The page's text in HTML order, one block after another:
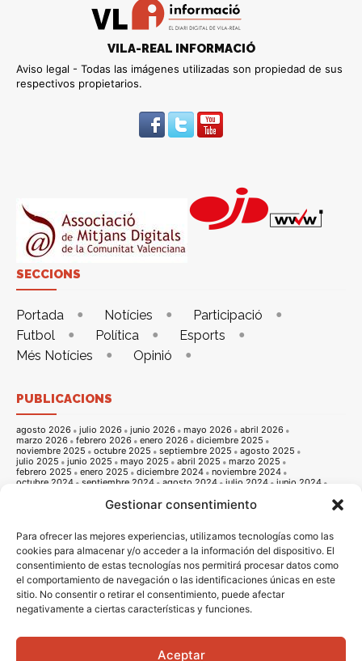
Gestionar consentimiento
Para ofrecer las mejores experiencias, utilizamos tecnologías como las
cookies para almacenar y/o acceder a la información del dispositivo. El
consentimiento de estas tecnologías nos permitirá procesar datos como
el comportamiento de navegación o las identificaciones únicas en este
sitio. No consentir o retirar el consentimiento, puede afectar
negativamente a ciertas características y funciones.
Aceptar
VILA-REAL INFORMACIÓ
Aviso legal - Todas las imágenes utilizadas son propiedad de sus
respectivos propietarios.
SECCIONS
Portada Notícies
Participació
Futbol
Política
Esports
Més Notícies
Opinió
PUBLICACIONS
agosto 2026 julio 2026 junio 2026 mayo 2026
abril 2026
marzo 2026
febrero 2026 enero 2026
diciembre 2025
noviembre 2025
octubre 2025 septiembre 2025
agosto 2025
julio 2025
junio 2025 mayo 2025 abril 2025
marzo 2025
febrero 2025
enero 2025 diciembre 2024
noviembre 2024
octubre 2024
septiembre 2024 agosto 2024 julio 2024
junio 2024
noviembre 2023 octubre 2023
septiembre 2023
julio 2023 junio 2023 mayo 2023
abril 2023
noviembre 2022
octubre 2022 septiembre 2022
agosto 2022
julio 2022
junio 2022 mayo 2022 abril 2022
marzo 2022
febrero 2022
enero 2022 diciembre 2021
noviembre 2021
octubre 2021
septiembre 2021 agosto 2021 julio 2021
junio 2021
mayo 2021
abril 2021 marzo 2021 febrero 2021
enero 2021
diciembre 2020
noviembre 2020 octubre 2020
septiembre 2020
agosto 2020
julio 2020 junio 2020 mayo 2020
abril 2020
marzo 2020
febrero 2020 enero 2020 diciembre 2019
octubre 2019
agosto 2019
diciembre 2018
noviembre 2018 octubre 2018
septiembre 2018
junio 2018 mayo 2018